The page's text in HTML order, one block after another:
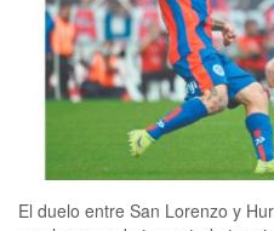
El duelo entre San Lorenzo y